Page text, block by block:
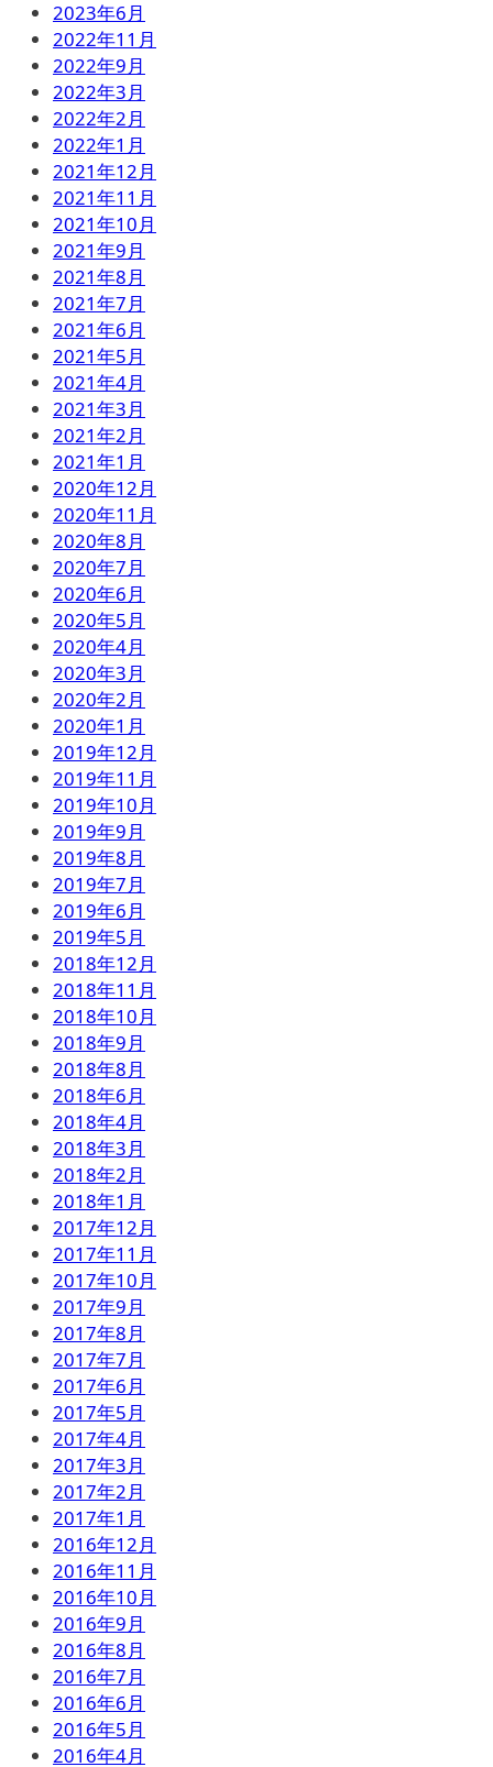
2023年6月
2022年11月
2022年9月
2022年3月
2022年2月
2022年1月
2021年12月
2021年11月
2021年10月
2021年9月
2021年8月
2021年7月
2021年6月
2021年5月
2021年4月
2021年3月
2021年2月
2021年1月
2020年12月
2020年11月
2020年8月
2020年7月
2020年6月
2020年5月
2020年4月
2020年3月
2020年2月
2020年1月
2019年12月
2019年11月
2019年10月
2019年9月
2019年8月
2019年7月
2019年6月
2019年5月
2018年12月
2018年11月
2018年10月
2018年9月
2018年8月
2018年6月
2018年4月
2018年3月
2018年2月
2018年1月
2017年12月
2017年11月
2017年10月
2017年9月
2017年8月
2017年7月
2017年6月
2017年5月
2017年4月
2017年3月
2017年2月
2017年1月
2016年12月
2016年11月
2016年10月
2016年9月
2016年8月
2016年7月
2016年6月
2016年5月
2016年4月